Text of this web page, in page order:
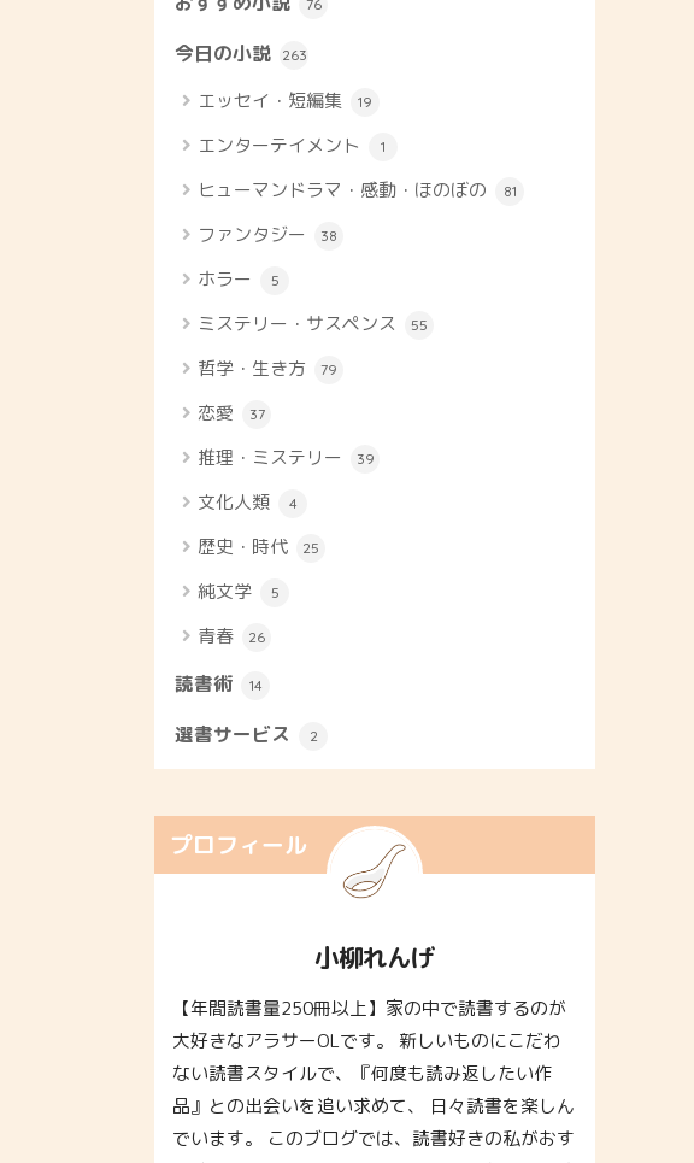
76
今日の小説 263
エッセイ・短編集 19
エンターテイメント 1
ヒューマンドラマ・感動・ほのぼの 81
ファンタジー 38
ホラー 5
ミステリー・サスペンス 55
哲学・生き方 79
恋愛 37
推理・ミステリー 39
文化人類 4
歴史・時代 25
純文学 5
青春 26
読書術 14
選書サービス 2
プロフィール
小柳れんげ
【年間読書量250冊以上】家の中で読書するのが
大好きなアラサーOLです。 新しいものにこだわ
ない読書スタイルで、『何度も読み返したい作
品』との出会いを追い求めて、 日々読書を楽しん
でいます。 このブログでは、読書好きの私がおす